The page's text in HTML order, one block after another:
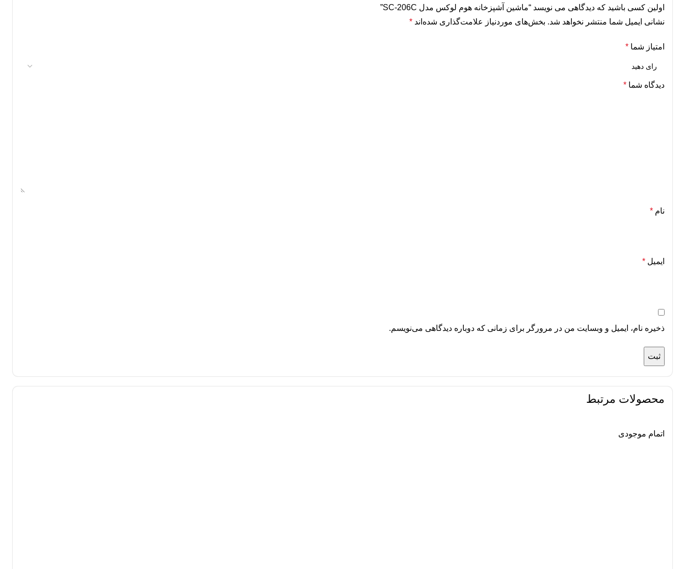
اولین کسی باشید که دیدگاهی می نویسد “ماشین آشپزخانه هوم لوکس مدل SC-206C”
نشانی ایمیل شما منتشر نخواهد شد. بخش‌های موردنیاز علامت‌گذاری شده‌اند *
امتیاز شما *
دیدگاه شما *
نام *
ایمیل *
ذخیره نام، ایمیل و وبسایت من در مرورگر برای زمانی که دوباره دیدگاهی می‌نویسم.
محصولات مرتبط
اتمام موجودی